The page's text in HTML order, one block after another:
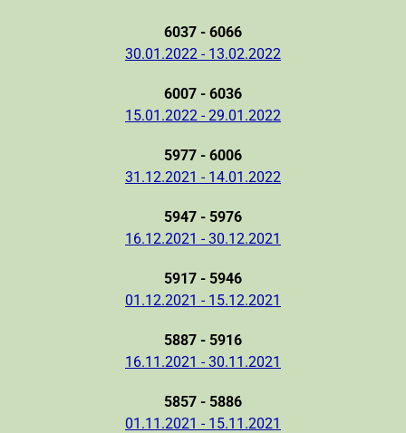
6037 - 6066
30.01.2022 - 13.02.2022
6007 - 6036
15.01.2022 - 29.01.2022
5977 - 6006
31.12.2021 - 14.01.2022
5947 - 5976
16.12.2021 - 30.12.2021
5917 - 5946
01.12.2021 - 15.12.2021
5887 - 5916
16.11.2021 - 30.11.2021
5857 - 5886
01.11.2021 - 15.11.2021